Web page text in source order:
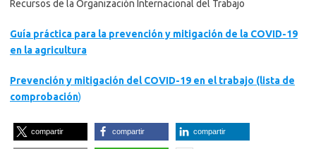
Recursos de la Organización Internacional del Trabajo
Guía práctica para la prevención y mitigación de la COVID-19
en la agricultura
Prevención y mitigación del COVID-19 en el trabajo (lista de
comprobación)
compartir compartir compartir